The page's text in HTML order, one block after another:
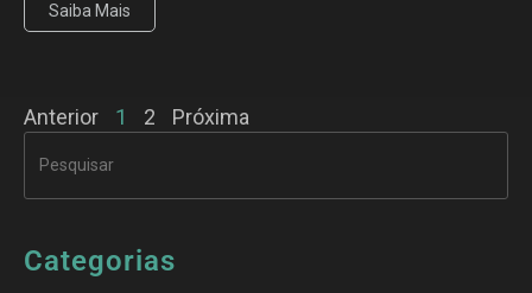
Saiba Mais
Anterior 1 2 Próxima
Categorias